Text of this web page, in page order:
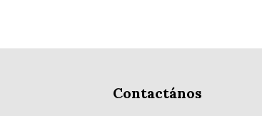
Contactános